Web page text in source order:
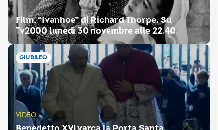
Film, “Ivanhoe” di Richard Thorpe. Su
Tv2000 lunedì 30 novembre alle 22.40
GIUBILEO
VIDEO